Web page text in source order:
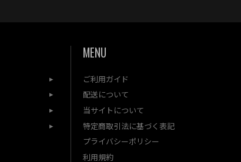
MENU
ご利用ガイド
配送について
当サイトについて
特定商取引法に基づく表記
プライバシーポリシー
利用規約